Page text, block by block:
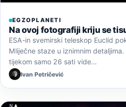
EGZOPLANETI
Na ovoj fotografiji kriju se
ESA-in svemirski teleskop Euclid
Mliječne staze u iznimnim
tijekom samo 26 sati vide…
Ivan Petričević